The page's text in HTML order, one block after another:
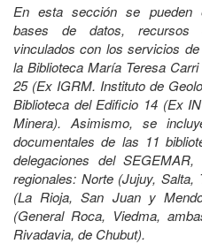
En esta sección se pueden
bases de datos, recursos
vinculados con los servicios
la Biblioteca María Teresa
25 (Ex IGRM. Instituto de
Biblioteca del Edificio 14 (Ex
Minera). Asimismo, se
documentales de las 11
delegaciones del
regionales: Norte (Jujuy,
(La Rioja, San Juan y
(General Roca, Viedma,
Rivadavia, de Chubut).